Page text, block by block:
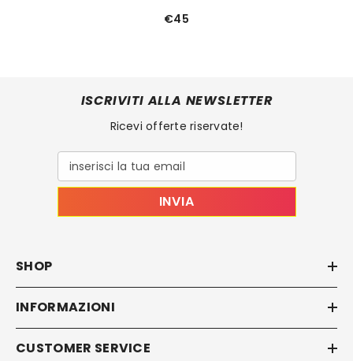
€45
ISCRIVITI ALLA NEWSLETTER
Ricevi offerte riservate!
inserisci la tua email
INVIA
SHOP
INFORMAZIONI
CUSTOMER SERVICE